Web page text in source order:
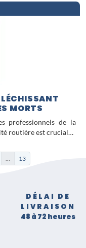
MORTS
professionnels de la
routière est crucial…
... 13
DÉLAI DE
LIVRAISON
48 à 72 heures